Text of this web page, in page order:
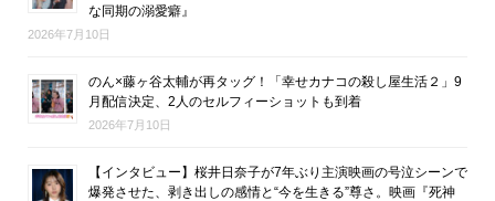
な同期の溺愛癖』
2026年7月10日
のん×藤ヶ谷太輔が再タッグ！「幸せカナコの殺し屋生活２」9
月配信決定、2人のセルフィーショットも到着
2026年7月10日
【インタビュー】桜井日奈子が7年ぶり主演映画の号泣シーンで
爆発させた、剥き出しの感情と“今を生きる”尊さ。映画『死神